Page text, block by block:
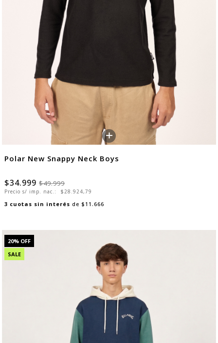
+
Polar New Snappy Neck Boys
$34.999 $49.999
Precio s/ imp. nac.: $28.924,79
3 cuotas sin interés de $11.666
20% OFF
SALE